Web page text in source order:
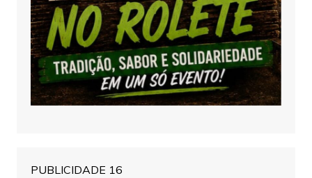
PUBLICIDADE 16